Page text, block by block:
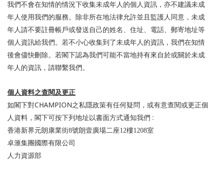
我們不會在知情的情況下收集未成年人的個人資訊，亦不建議未成
年人使用我們的服務。除非所在地法律允許並且監護人同意，未成
年人請不要註冊帳戶或發送自己的姓名、住址、電話、郵寄地址等
個人資訊給我們。若不小心收集到了未成年人的資訊，我們在知情
後會儘快刪除。若閣下認為我們可能不當地持有來自於或關於未成
年人的資訊，請聯繫我們。
個人資料之查閱及更正
如閣下對CHAMPION之私隱政策有任何疑問，或有意查閱或更正個
人資料，閣下可按下列地址以書面方式通知我們 :
香港新界元朗康業街8號朗壹廣場二座12樓1208室
卓滙集團國際有限公司
人力資源部